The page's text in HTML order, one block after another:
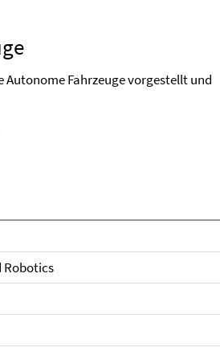
Autonome Fahrzeuge vorgestellt und
Robotics